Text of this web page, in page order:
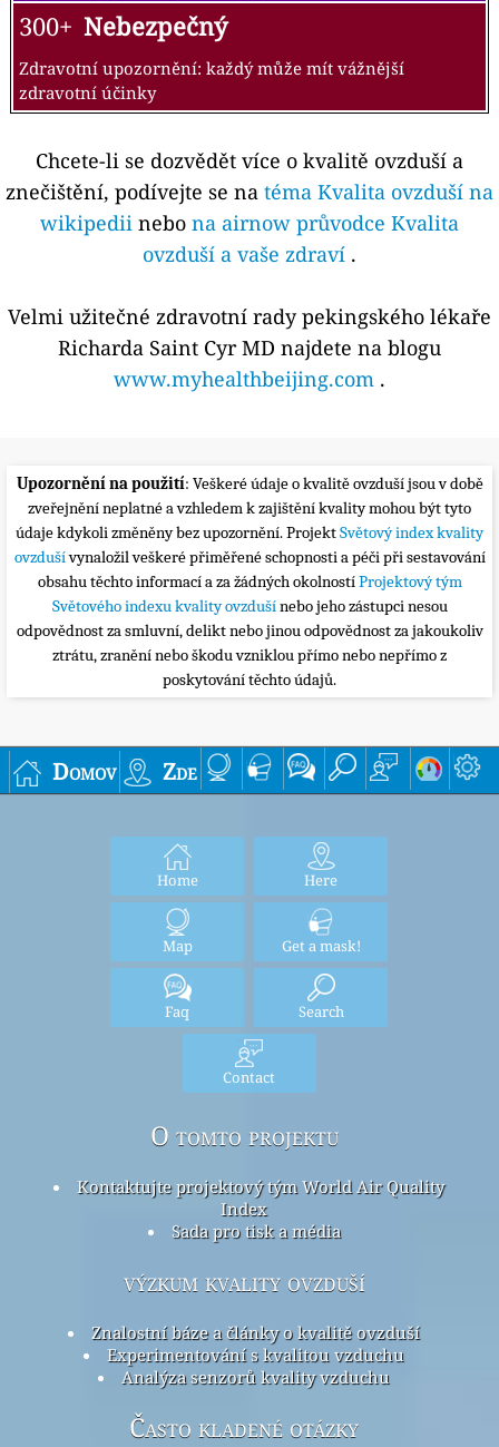
300+ Nebezpečný
Zdravotní upozornění: každý může mít vážnější
zdravotní účinky
Chcete-li se dozvědět více o kvalitě ovzduší a
znečištění, podívejte se na téma Kvalita ovzduší na
wikipedii nebo na airnow průvodce Kvalita
ovzduší a vaše zdraví .
Velmi užitečné zdravotní rady pekingského lékaře
Richarda Saint Cyr MD najdete na blogu
www.myhealthbeijing.com .
Upozornění na použití: Veškeré údaje o kvalitě ovzduší jsou v době
zveřejnění neplatné a vzhledem k zajištění kvality mohou být tyto
údaje kdykoli změněny bez upozornění. ProjektSvětový index kvality
ovzdušívynaložil veškeré přiměřené schopnosti a péči při sestavování
obsahu těchto informací a za žádných okolnostíProjektový tým
Světového indexu kvality ovzdušínebo jeho zástupci nesou
odpovědnost za smluvní, delikt nebo jinou odpovědnost za jakoukoliv
ztrátu, zranění nebo škodu vzniklou přímo nebo nepřímo z
poskytování těchto údajů.
Domov Zde
Home Here
Map Get a mask!
Faq Search
Contact
O tomto projektu
Kontaktujte projektový tým World Air Quality
Index
Sada pro tisk a média
výzkum kvality ovzduší
Znalostní báze a články o kvalitě ovzduší
Experimentování s kvalitou vzduchu
Analýza senzorů kvality vzduchu
Často kladené otázky